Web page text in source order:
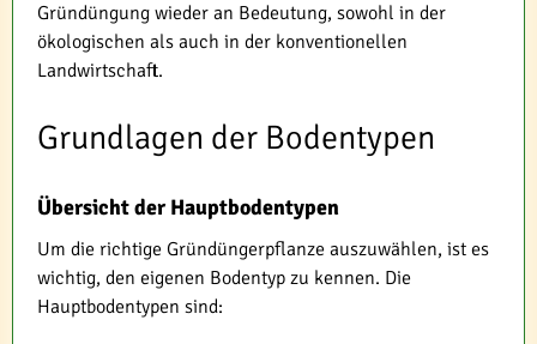
Gründüngung wieder an Bedeutung, sowohl in der
ökologischen als auch in der konventionellen
Landwirtschaft.
Grundlagen der Bodentypen
Übersicht der Hauptbodentypen
Um die richtige Gründüngerpflanze auszuwählen, ist es
wichtig, den eigenen Bodentyp zu kennen. Die
Hauptbodentypen sind: